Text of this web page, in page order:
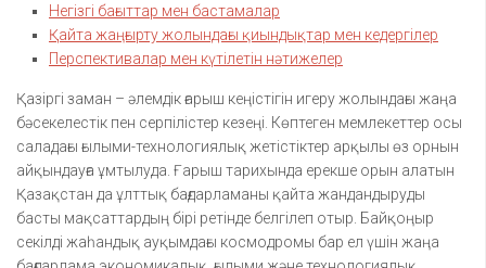
Негізгі бағыттар мен бастамалар
Қайта жаңғырту жолындағы қиындықтар мен кедергілер
Перспективалар мен күтілетін нәтижелер
Қазіргі заман – әлемдік ғарыш кеңістігін игеру жолындағы жаңа
бәсекелестік пен серпілістер кезеңі. Көптеген мемлекеттер осы
саладағы ғылыми-технологиялық жетістіктер арқылы өз орнын
айқындауға ұмтылуда. Ғарыш тарихында ерекше орын алатын
Қазақстан да ұлттық бағдарламаны қайта жандандыруды
басты мақсаттардың бірі ретінде белгілеп отыр. Байқоңыр
секілді жаһандық ауқымдағы космодромы бар ел үшін жаңа